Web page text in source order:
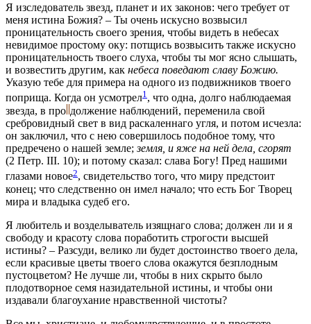
Я изследователь звезд, планет и их законов: чего требует от
меня истина Божия? – Ты очень искусно возвысил
проницательность своего зрения, чтобы видеть в небесах
невидимое простому оку: потщись возвысить также искусно
проницательность твоего слуха, чтобы ты мог ясно слышать,
и возвестить другим, как небеса поведают славу Божию.
Указую тебе для примера на одного из подвижников твоего
поприща. Когда он усмотрел1 , что одна, долго наблюдаемая
звезда, в про должение наблюдений, переменила свой
сребровидный свет в вид раскаленнаго угля, и потом исчезла:
он заключил, что с нею совершилось подобное тому, что
предречено о нашей земле;земля, и яже на ней дела, сгорят
(2 Петр. III. 10); и потому сказал: слава Богу! Пред нашими
глазами новое2, свидетельство того, что миру предстоит
конец; что следственно он имел начало; что есть Бог Творец
мира и владыка судеб его.
Я любитель и возделыватель изящнаго слова; должен ли и я
свободу и красоту слова поработить строгости высшей
истины? – Разсуди, велико ли будет достоинство твоего дела,
если красивые цветы твоего слова окажутся безплодным
пустоцветом? Не лучше ли, чтобы в них скрыто было
плодотворное семя назидательной истины, и чтобы они
издавали благоухание нравственной чистоты?